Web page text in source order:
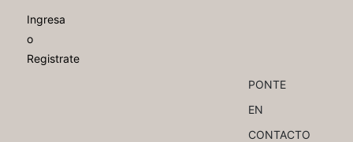
Ingresa
o
Registrate
PONTE
EN
CONTACTO